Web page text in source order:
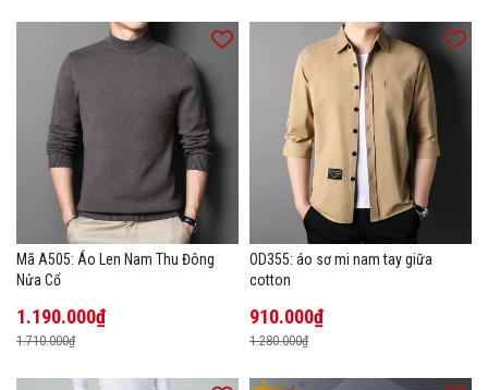
Mã A505: Áo Len Nam Thu Đông
Nửa Cổ
1.190.000₫
1.710.000₫
OD355: áo sơ mi nam tay giữa
cotton
910.000₫
1.280.000₫